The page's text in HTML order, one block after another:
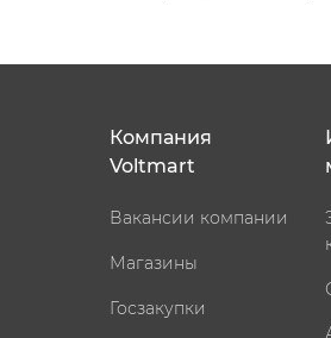
Компания
Voltmart
Вакансии компании
Магазины
Госзакупки